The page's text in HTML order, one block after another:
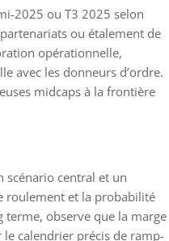
2025 ou T3 2025 selon
ou étalement de
opérationnelle,
avec les donneurs d’ordre.
midcaps à la frontière
scénario central et un
roulement et la probabilité
terme, observe que la marge
le calendrier précis de ramp-